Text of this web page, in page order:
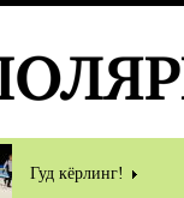
Гуд кёрлинг!